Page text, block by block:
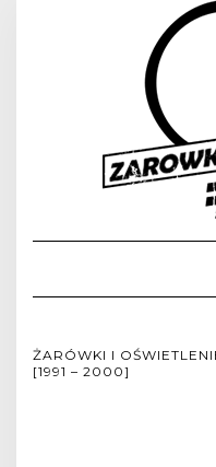
ŻARÓWKI I
[1991 – 2000]